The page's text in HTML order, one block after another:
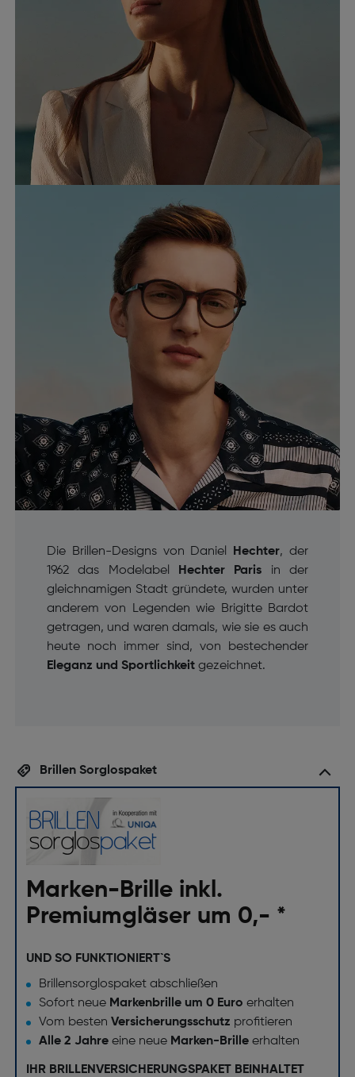
Die Brillen-Designs von Daniel Hechter, der
1962 das Modelabel Hechter Paris in der
gleichnamigen Stadt gründete, wurden unter
anderem von Legenden wie Brigitte Bardot
getragen, und waren damals, wie sie es auch
heute noch immer sind, von bestechender
Eleganz und Sportlichkeitgezeichnet.
Brillen Sorglospaket
Marken-Brille inkl.
Premiumgläser um 0,- *
UND SO FUNKTIONIERT`S
Brillensorglospaket abschließen
Sofort neue Markenbrille um 0 Euro erhalten
Vom besten Versicherungsschutz profitieren
Alle 2 Jahreeine neue Marken-Brille erhalten
IHR BRILLENVERSICHERUNGSPAKET BEINHALTET